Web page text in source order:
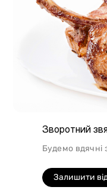
Зворотний
Будемо вдячні
Залишити